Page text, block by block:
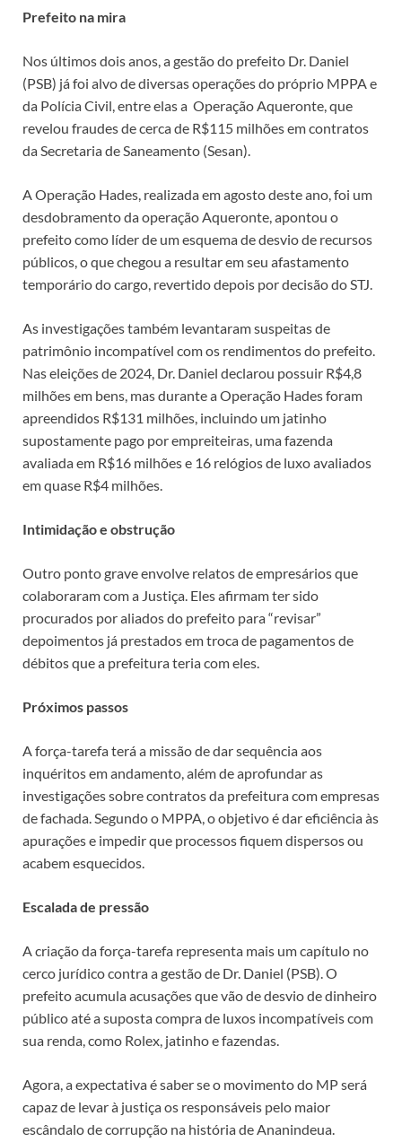
Prefeito na mira
Nos últimos dois anos, a gestão do prefeito Dr. Daniel
(PSB) já foi alvo de diversas operações do próprio MPPA e
da Polícia Civil, entre elas a Operação Aqueronte, que
revelou fraudes de cerca de R$115 milhões em contratos
da Secretaria de Saneamento (Sesan).
A Operação Hades, realizada em agosto deste ano, foi um
desdobramento da operação Aqueronte, apontou o
prefeito como líder de um esquema de desvio de recursos
públicos, o que chegou a resultar em seu afastamento
temporário do cargo, revertido depois por decisão do STJ.
As investigações também levantaram suspeitas de
patrimônio incompatível com os rendimentos do prefeito.
Nas eleições de 2024, Dr. Daniel declarou possuir R$4,8
milhões em bens, mas durante a Operação Hades foram
apreendidos R$131 milhões, incluindo um jatinho
supostamente pago por empreiteiras, uma fazenda
avaliada em R$16 milhões e 16 relógios de luxo avaliados
em quase R$4 milhões.
Intimidação e obstrução
Outro ponto grave envolve relatos de empresários que
colaboraram com a Justiça. Eles afirmam ter sido
procurados por aliados do prefeito para “revisar”
depoimentos já prestados em troca de pagamentos de
débitos que a prefeitura teria com eles.
Próximos passos
A força-tarefa terá a missão de dar sequência aos
inquéritos em andamento, além de aprofundar as
investigações sobre contratos da prefeitura com empresas
de fachada. Segundo o MPPA, o objetivo é dar eficiência às
apurações e impedir que processos fiquem dispersos ou
acabem esquecidos.
Escalada de pressão
A criação da força-tarefa representa mais um capítulo no
cerco jurídico contra a gestão de Dr. Daniel (PSB). O
prefeito acumula acusações que vão de desvio de dinheiro
público até a suposta compra de luxos incompatíveis com
sua renda, como Rolex, jatinho e fazendas.
Agora, a expectativa é saber se o movimento do MP será
capaz de levar à justiça os responsáveis pelo maior
escândalo de corrupção na história de Ananindeua.